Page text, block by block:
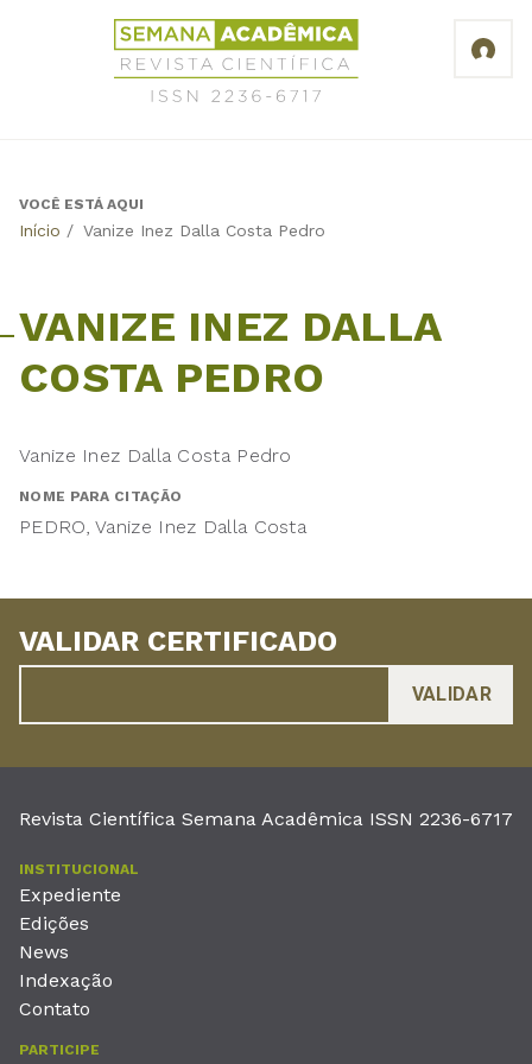
Revista
Científica
Semana
6717
Back
VOCÊ ESTÁ AQUI
Início / Vanize Inez Dalla Costa Pedro
VANIZE INEZ DALLA
COSTA PEDRO
Vanize Inez Dalla Costa Pedro
NOME PARA CITAÇÃO
PEDRO, Vanize Inez Dalla Costa
VALIDAR CERTIFICADO
Revista Científica Semana Acadêmica ISSN 2236-6717
INSTITUCIONAL
Expediente
Edições
News
Indexação
Contato
PARTICIPE